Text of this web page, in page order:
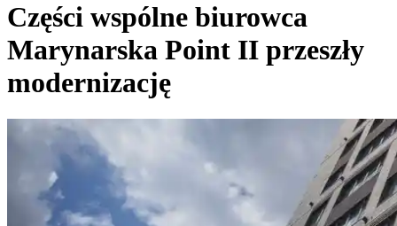
Części wspólne biurowca
Marynarska Point II przeszły
modernizację